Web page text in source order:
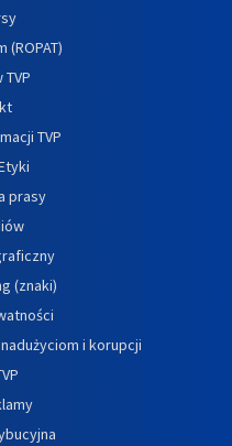
(ROPAT)
TVP
prasy
(znaki)
i korupcji